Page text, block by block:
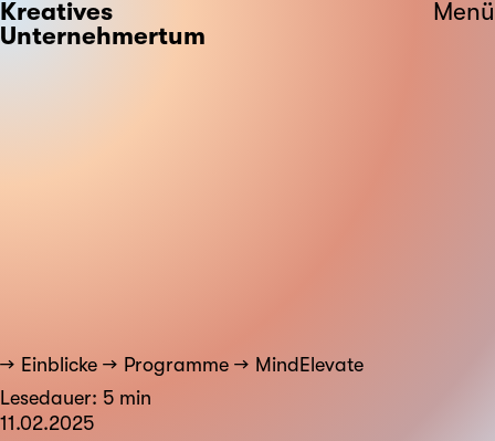
Kreatives
Unternehmertum
Menü
Einblicke Programme
MindElevate
Lesedauer: 5 min
11.02.2025